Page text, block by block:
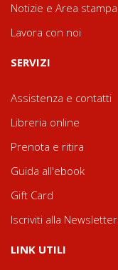
Notizie e Area stampa
Lavora con noi
SERVIZI
Assistenza e contatti
Libreria online
Prenota e ritira
Guida all'ebook
Gift Card
Iscriviti alla Newsletter
LINK UTILI